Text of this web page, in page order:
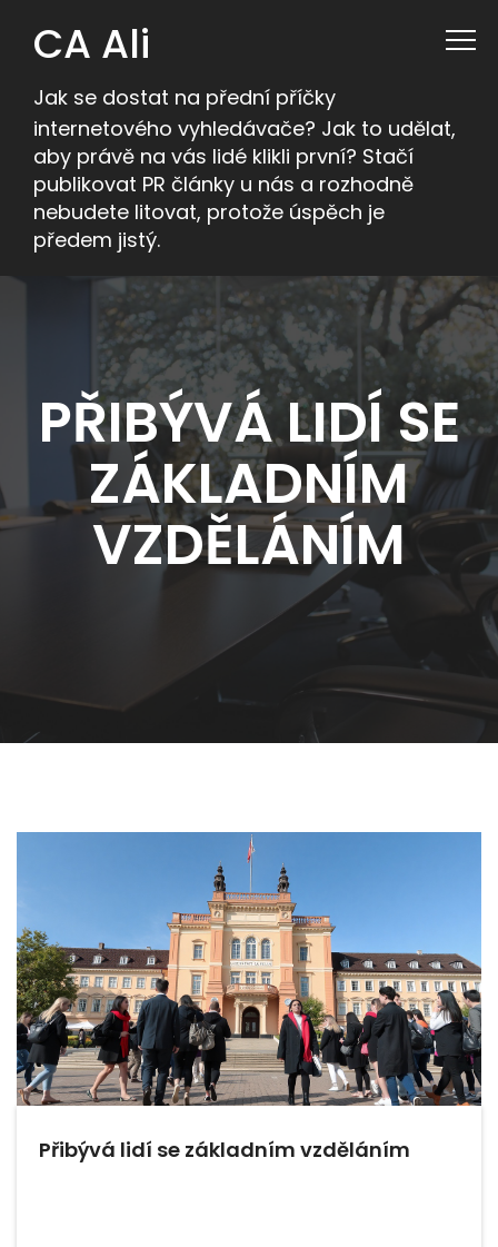
CA Ali
Jak se dostat na přední příčky
internetového vyhledávače? Jak to udělat,
aby právě na vás lidé klikli první? Stačí
publikovat PR články u nás a rozhodně
nebudete litovat, protože úspěch je
předem jistý.
PŘIBÝVÁ LIDÍ SE
ZÁKLADNÍM
VZDĚLÁNÍM
Přibývá lidí se základním vzděláním